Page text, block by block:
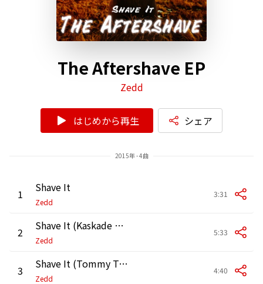
The Aftershave EP
Zedd
はじめから再生 シェア
2015年 - 4曲
1 Shave It
Zedd
3:31
2 Shave It (Kaskade Remix)
Zedd
5:33
3 Shave It (Tommy Trash Remix)
Zedd
4:40